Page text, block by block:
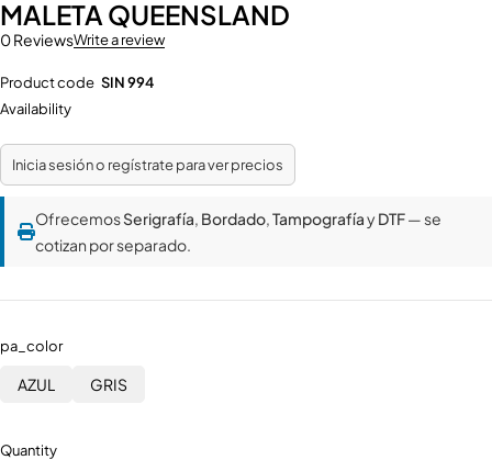
MALETA QUEENSLAND
0 ReviewsWrite a review
Product code SIN 994
Availability
Inicia sesión o regístrate para ver precios
OfrecemosSerigrafía, Bordado,TampografíayDTF— se
cotizan por separado.
pa_color
AZUL GRIS
Quantity